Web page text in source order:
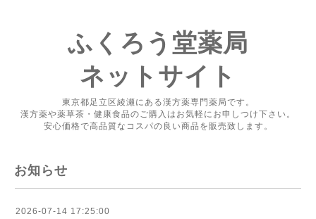
ふくろう堂薬局
ネットサイト
東京都足立区綾瀬にある漢方薬専門薬局です。
漢方薬や薬草茶・健康食品のご購入はお気軽にお申しつけ下さい。
安心価格で高品質なコスパの良い商品を販売致します。
お知らせ
2026-07-14 17:25:00